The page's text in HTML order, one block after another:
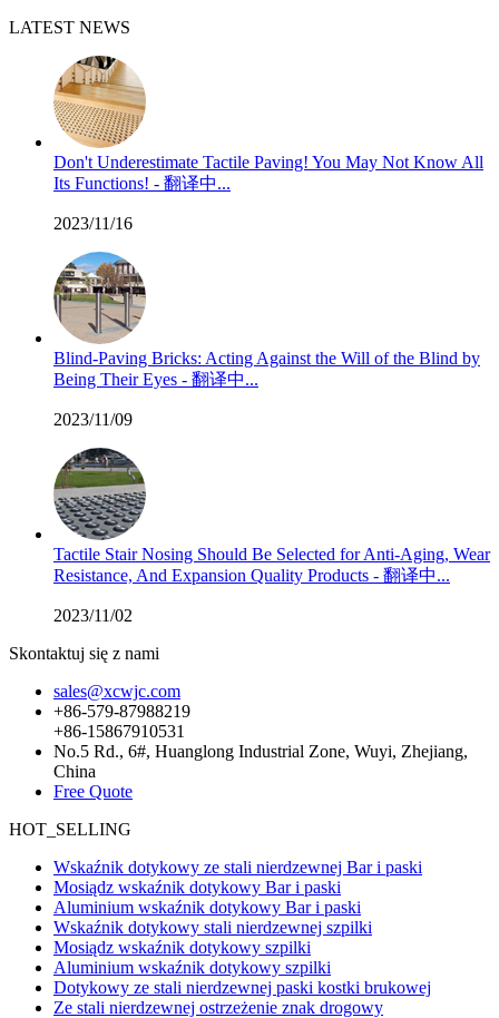
LATEST NEWS
Don't Underestimate Tactile Paving! You May Not Know All
Its Functions! - 翻译中...
2023/11/16
Blind-Paving Bricks: Acting Against the Will of the Blind by
Being Their Eyes - 翻译中...
2023/11/09
Tactile Stair Nosing Should Be Selected for Anti-Aging, Wear
Resistance, And Expansion Quality Products - 翻译中...
2023/11/02
Skontaktuj się z nami
sales@xcwjc.com
+86-579-87988219
+86-15867910531
No.5 Rd., 6#, Huanglong Industrial Zone, Wuyi, Zhejiang,
China
Free Quote
HOT_SELLING
Wskaźnik dotykowy ze stali nierdzewnej Bar i paski
Mosiądz wskaźnik dotykowy Bar i paski
Aluminium wskaźnik dotykowy Bar i paski
Wskaźnik dotykowy stali nierdzewnej szpilki
Mosiądz wskaźnik dotykowy szpilki
Aluminium wskaźnik dotykowy szpilki
Dotykowy ze stali nierdzewnej paski kostki brukowej
Ze stali nierdzewnej ostrzeżenie znak drogowy